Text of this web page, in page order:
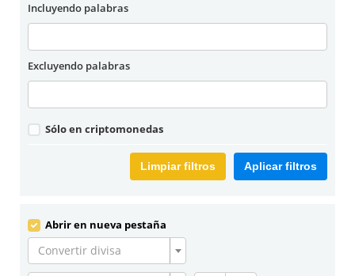
Incluyendo palabras
Excluyendo palabras
Sólo en criptomonedas
Aplicar filtros
Limpiar filtros
Abrir en nueva pestaña
Convertir divisa